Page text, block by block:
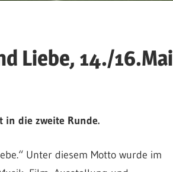
Liebe, 14./16.Mai
in die zweite Runde.
Unter diesem Motto wurde im